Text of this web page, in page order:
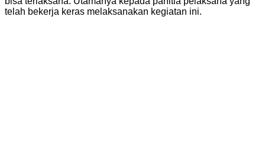
telah bekerja keras melaksanakan kegiatan ini.